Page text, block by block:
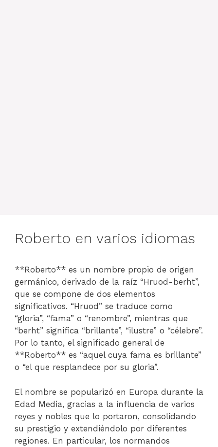
Roberto en varios idiomas
**Roberto** es un nombre propio de origen
germánico, derivado de la raíz “Hruod-berht”,
que se compone de dos elementos
significativos. “Hruod” se traduce como
“gloria”, “fama” o “renombre”, mientras que
“berht” significa “brillante”, “ilustre” o “célebre”.
Por lo tanto, el significado general de
**Roberto** es “aquel cuya fama es brillante”
o “el que resplandece por su gloria”.
El nombre se popularizó en Europa durante la
Edad Media, gracias a la influencia de varios
reyes y nobles que lo portaron, consolidando
su prestigio y extendiéndolo por diferentes
regiones. En particular, los normandos